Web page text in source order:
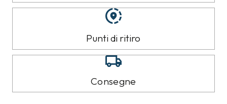
Punti di ritiro
Consegne